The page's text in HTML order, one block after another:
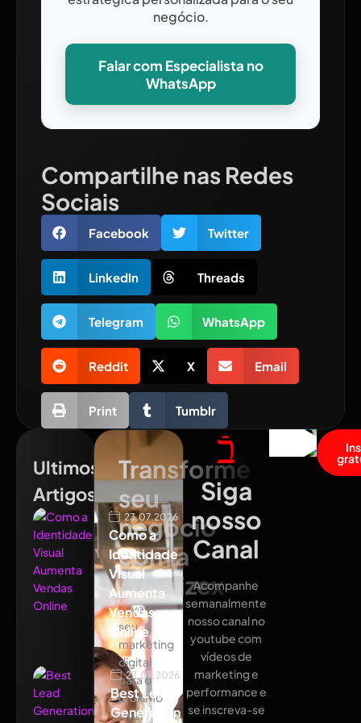
Ultimos
Artigos
23.07.2026
Como a
Identidade
Visual
Aumenta
Vendas
Online
23.07.2026
Best Lead
Generation
Transforme
seu
negócio
com a
Atualizex
Leve
seu
marketing
digital
para o
próximo
nível
Siga
nosso
Canal
Acompanhe
semanalmente
nosso canal no
youtube com
vídeos de
marketing e
performance e
se inscreva-se
negócio.
Falar com Especialista no
WhatsApp
Compartilhe nas Redes
Sociais
Facebook Twitter
LinkedIn Threads
Telegram WhatsApp
Reddit X Email
Print Tumblr